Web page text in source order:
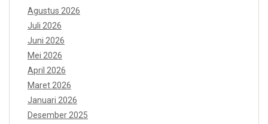
Agustus 2026
Juli 2026
Juni 2026
Mei 2026
April 2026
Maret 2026
Januari 2026
Desember 2025